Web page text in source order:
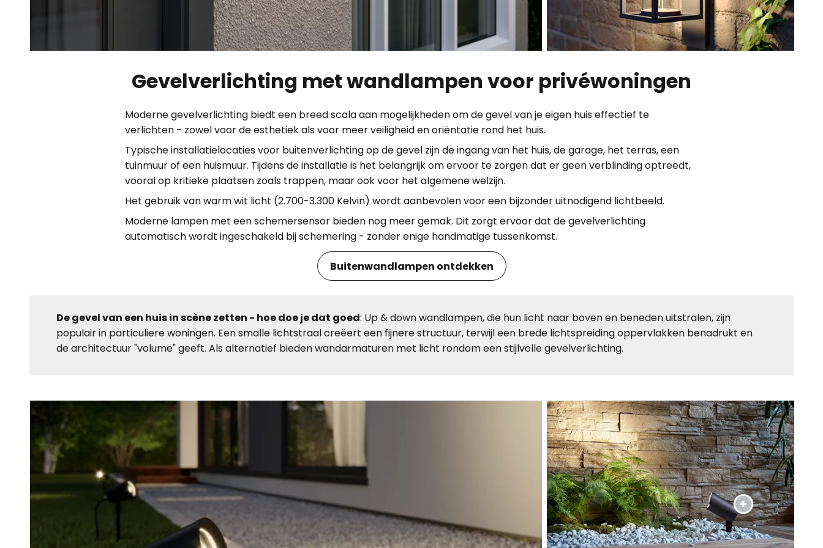
Gevelverlichting met wandlampen voor privéwoningen
Moderne gevelverlichting biedt een breed scala aan mogelijkheden om de gevel van je eigen huis effectief te
verlichten - zowel voor de esthetiek als voor meer veiligheid en oriëntatie rond het huis.
Typische installatielocaties voor buitenverlichting op de gevel zijn de ingang van het huis, de garage, het terras, een
tuinmuur of een huismuur. Tijdens de installatie is het belangrijk om ervoor te zorgen dat er geen verblinding optreedt,
vooral op kritieke plaatsen zoals trappen, maar ook voor het algemene welzijn.
Het gebruik van warm wit licht (2.700-3.300 Kelvin) wordt aanbevolen voor een bijzonder uitnodigend lichtbeeld.
Moderne lampen met een schemersensor bieden nog meer gemak. Dit zorgt ervoor dat de gevelverlichting
automatisch wordt ingeschakeld bij schemering - zonder enige handmatige tussenkomst.
Buitenwandlampen ontdekken
De gevel van een huis in scène zetten - hoe doe je dat goed: Up & down wandlampen, die hun licht naar boven en beneden uitstralen, zijn
populair in particuliere woningen. Een smalle lichtstraal creëert een fijnere structuur, terwijl een brede lichtspreiding oppervlakken benadrukt en
de architectuur "volume" geeft. Als alternatief bieden wandarmaturen met licht rondom een stijlvolle gevelverlichting.